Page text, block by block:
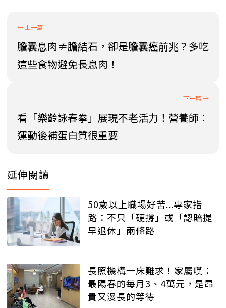
膽囊息肉≠膽結石，卻是膽囊癌前兆？多吃
這些食物避免長息肉！
看「樂齡詠春拳」展現不老活力！營養師：
運動後補蛋白質很重要
延伸閱讀
50歲以上職場好苦...專家指
路：不只「硬撐」或「認賠提
早退休」兩條路
長照機構一床難求！家屬嘆：
最陽春的每月3、4萬元，是昂
貴又漫長的等待